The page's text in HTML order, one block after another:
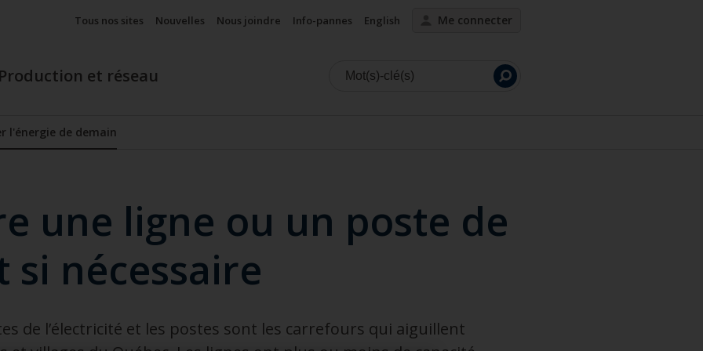
Tous nos sites Nouvelles Nous joindre Info-pannes English Me connecter
Production et réseau
Lancer
l'énergie de demain
Afficher le sous-menu
une ligne ou un poste de
nécessaire
de l’électricité et les postes sont les carrefours qui aiguillent